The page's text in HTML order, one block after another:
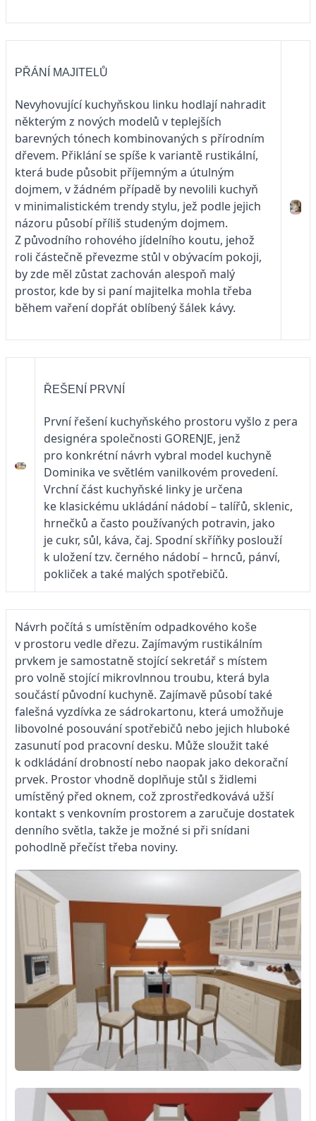
PŘÁNÍ MAJITELŮ
Nevyhovující kuchyňskou linku hodlají nahradit
některým z nových modelů v teplejších
barevných tónech kombinovaných s přírodním
dřevem. Přiklání se spíše k variantě rustikální,
která bude působit příjemným a útulným
dojmem, v žádném případě by nevolili kuchyň
v minimalistickém trendy stylu, jež podle jejich
názoru působí příliš studeným dojmem.
Z původního rohového jídelního koutu, jehož
roli částečně převezme stůl v obývacím pokoji,
by zde měl zůstat zachován alespoň malý
prostor, kde by si paní majitelka mohla třeba
během vaření dopřát oblíbený šálek kávy.
ŘEŠENÍ PRVNÍ
První řešení kuchyňského prostoru vyšlo z pera
designéra společnosti GORENJE, jenž
pro konkrétní návrh vybral model kuchyně
Dominika ve světlém vanilkovém provedení.
Vrchní část kuchyňské linky je určena
ke klasickému ukládání nádobí – talířů, sklenic,
hrnečků a často používaných potravin, jako
je cukr, sůl, káva, čaj. Spodní skříňky poslouží
k uložení tzv. černého nádobí – hrnců, pánví,
pokliček a také malých spotřebičů.
Návrh počítá s umístěním odpadkového koše
v prostoru vedle dřezu. Zajímavým rustikálním
prvkem je samostatně stojící sekretář s místem
pro volně stojící mikrovlnnou troubu, která byla
součástí původní kuchyně. Zajímavě působí také
falešná vyzdívka ze sádrokartonu, která umožňuje
libovolné posouvání spotřebičů nebo jejich hluboké
zasunutí pod pracovní desku. Může sloužit také
k odkládání drobností nebo naopak jako dekorační
prvek. Prostor vhodně doplňuje stůl s židlemi
umístěný před oknem, což zprostředkovává užší
kontakt s venkovním prostorem a zaručuje dostatek
denního světla, takže je možné si při snídani
pohodlně přečíst třeba noviny.